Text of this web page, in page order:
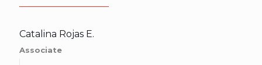
Catalina Rojas E.
Associate